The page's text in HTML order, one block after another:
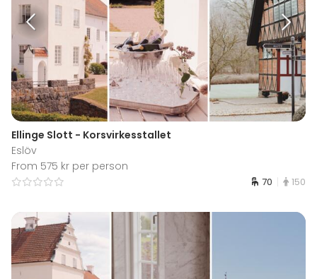
Ellinge Slott - Korsvirkesstallet
Eslöv
From 575 kr per person
70 150